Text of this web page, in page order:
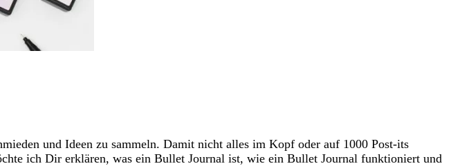
und Ideen zu sammeln. Damit nicht alles im Kopf oder auf 1000 Post-its
ich Dir erklären, was ein Bullet Journal ist, wie ein Bullet Journal funktioniert und